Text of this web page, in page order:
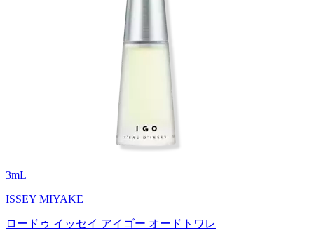
3mL
ISSEY MIYAKE
ロードゥ イッセイ アイゴー オードトワレ